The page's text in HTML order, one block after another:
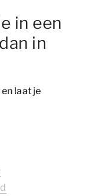
in een
in
laat je